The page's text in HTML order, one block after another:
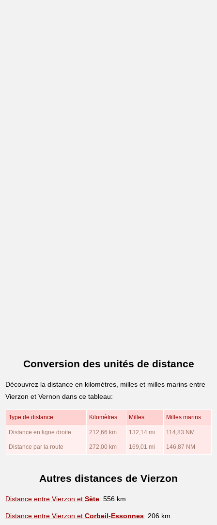
Conversion des unités de distance
Découvrez la distance en kilomètres, milles et milles marins entre
Vierzon et Vernon dans ce tableau:
Type de distance Kilomètres Milles Milles marins
Distance en ligne droite 212,66 km 132,14 mi 114,83 NM
Distance par la route 272,00 km 169,01 mi 146,87 NM
Autres distances de Vierzon
Distance entre Vierzon etSète: 556 km
Distance entre Vierzon etCorbeil-Essonnes: 206 km